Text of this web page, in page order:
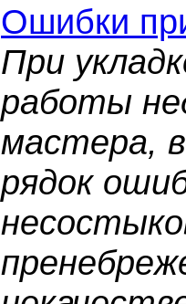
Ошибки
При
работы
мастера,
рядок